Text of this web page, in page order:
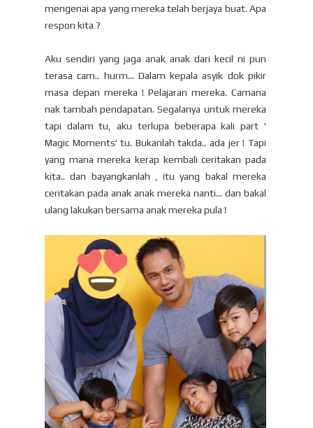
mengenai apa yang mereka telah berjaya buat. Apa
respon kita ?
Aku sendiri yang jaga anak anak dari kecil ni pun
terasa cam.. hurm... Dalam kepala asyik dok pikir
masa depan mereka ! Pelajaran mereka. Camana
nak tambah pendapatan. Segalanya untuk mereka
tapi dalam tu, aku terlupa beberapa kali part '
Magic Moments' tu. Bukanlah takda.. ada jer ! Tapi
yang mana mereka kerap kembali ceritakan pada
kita.. dan bayangkanlah , itu yang bakal mereka
ceritakan pada anak anak mereka nanti... dan bakal
ulang lakukan bersama anak mereka pula !